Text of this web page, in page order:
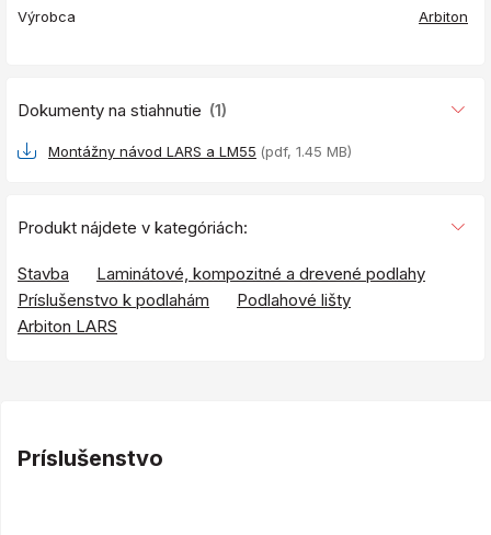
Výrobca Arbiton
Dokumenty na stiahnutie (1)
Montážny návod LARS a LM55 (pdf, 1.45 MB)
Produkt nájdete v kategóriách:
Stavba
Laminátové, kompozitné a drevené podlahy
Príslušenstvo k podlahám
Podlahové lišty
Arbiton LARS
Príslušenstvo